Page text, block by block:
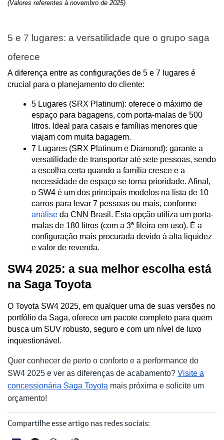
(Valores referentes à novembro de 2025)
5 e 7 lugares: a versatilidade que o grupo saga
oferece
A diferença entre as configurações de 5 e 7 lugares é
crucial para o planejamento do cliente:
5 Lugares (SRX Platinum): oferece o máximo de
espaço para bagagens, com porta-malas de 500
litros. Ideal para casais e famílias menores que
viajam com muita bagagem.
7 Lugares (SRX Platinum e Diamond): garante a
versatilidade de transportar até sete pessoas, sendo
a escolha certa quando a família cresce e a
necessidade de espaço se torna prioridade. Afinal,
o SW4 é um dos principais modelos na lista de 10
análise da CNN Brasil. Esta opção utiliza um porta-
malas de 180 litros (com a 3ª fileira em uso). É a
configuração mais procurada devido à alta liquidez
e valor de revenda.
SW4 2025: a sua melhor escolha está
na Saga Toyota
O Toyota SW4 2025, em qualquer uma de suas versões no
portfólio da Saga, oferece um pacote completo para quem
busca um SUV robusto, seguro e com um nível de luxo
inquestionável.
Quer conhecer de perto o conforto e a performance do
SW4 2025 e ver as diferenças de acabamento? Visite a
concessionária Saga Toyota mais próxima e solicite um
orçamento!
Compartilhe esse artigo nas redes sociais: